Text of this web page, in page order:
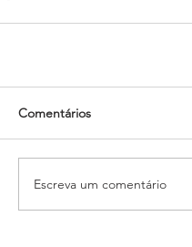
Comentários
Escreva um comentário